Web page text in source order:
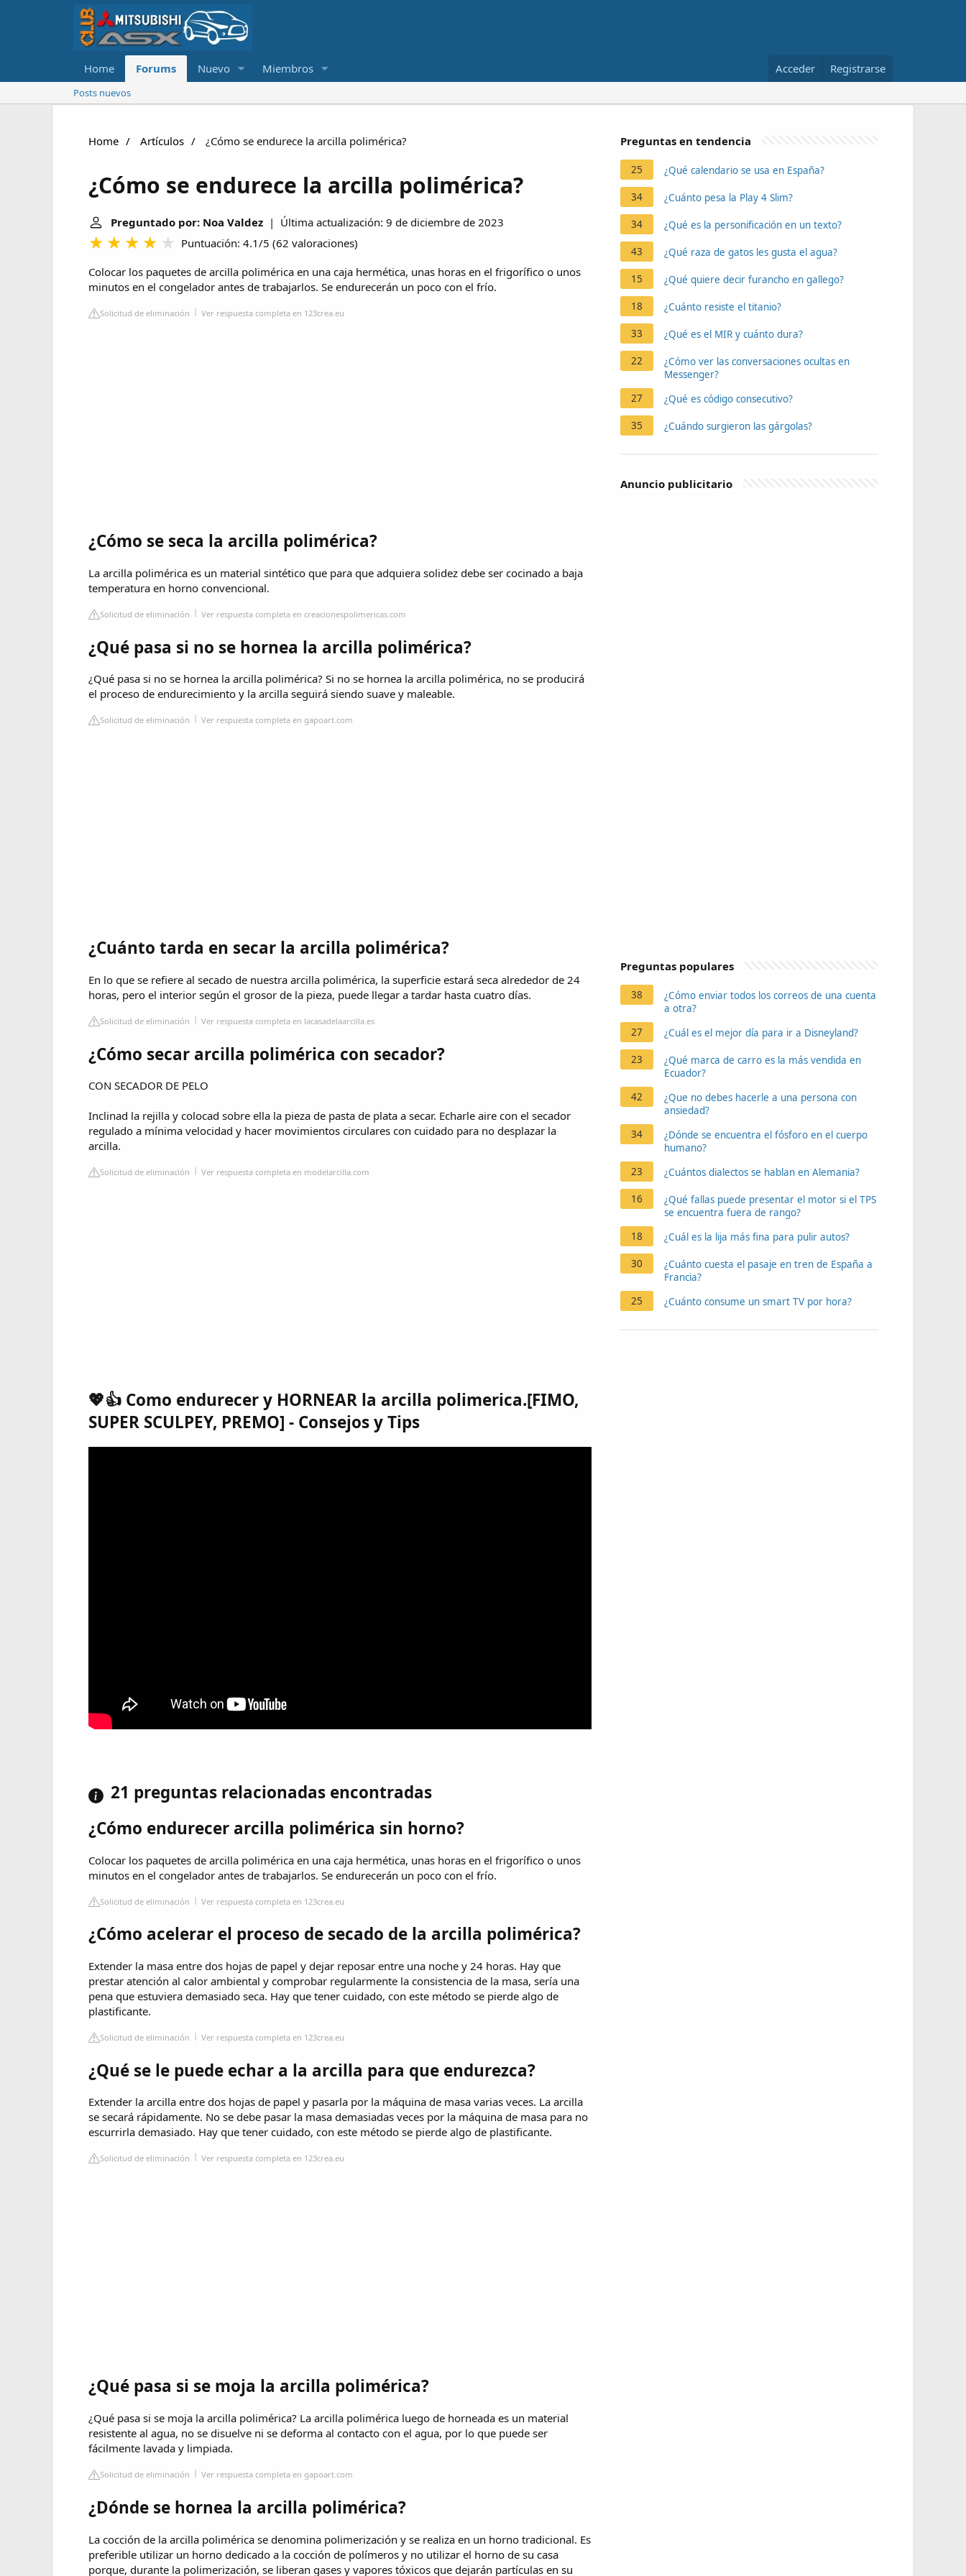
Home Forums Nuevo Miembros Acceder Registrarse
Posts nuevos
Home Artículos ¿Cómo se endurece la arcilla polimérica?
¿Cómo se endurece la arcilla polimérica?
Preguntado por: Noa Valdez | Última actualización: 9 de diciembre de 2023
Puntuación: 4.1/5 (62 valoraciones)
Colocar los paquetes de arcilla polimérica en una caja hermética, unas horas en el frigorífico o unos
minutos en el congelador antes de trabajarlos. Se endurecerán un poco con el frío.
Solicitud de eliminación Ver respuesta completa en 123crea.eu
¿Cómo se seca la arcilla polimérica?
La arcilla polimérica es un material sintético que para que adquiera solidez debe ser cocinado a baja
temperatura en horno convencional.
Solicitud de eliminación Ver respuesta completa en creacionespolimericas.com
¿Qué pasa si no se hornea la arcilla polimérica?
¿Qué pasa si no se hornea la arcilla polimérica? Si no se hornea la arcilla polimérica, no se producirá
el proceso de endurecimiento y la arcilla seguirá siendo suave y maleable.
Solicitud de eliminación Ver respuesta completa en gapoart.com
¿Cuánto tarda en secar la arcilla polimérica?
En lo que se refiere al secado de nuestra arcilla polimérica, la superficie estará seca alrededor de 24
horas, pero el interior según el grosor de la pieza, puede llegar a tardar hasta cuatro días.
Solicitud de eliminación Ver respuesta completa en lacasadelaarcilla.es
¿Cómo secar arcilla polimérica con secador?
CON SECADOR DE PELO
Inclinad la rejilla y colocad sobre ella la pieza de pasta de plata a secar. Echarle aire con el secador
regulado a mínima velocidad y hacer movimientos circulares con cuidado para no desplazar la
arcilla.
Solicitud de eliminación Ver respuesta completa en modelarcilla.com
💖👍 Como endurecer y HORNEAR la arcilla polimerica.[FIMO,
SUPER SCULPEY, PREMO] - Consejos y Tips
21 preguntas relacionadas encontradas
¿Cómo endurecer arcilla polimérica sin horno?
Colocar los paquetes de arcilla polimérica en una caja hermética, unas horas en el frigorífico o unos
minutos en el congelador antes de trabajarlos. Se endurecerán un poco con el frío.
Solicitud de eliminación Ver respuesta completa en 123crea.eu
¿Cómo acelerar el proceso de secado de la arcilla polimérica?
Extender la masa entre dos hojas de papel y dejar reposar entre una noche y 24 horas. Hay que
prestar atención al calor ambiental y comprobar regularmente la consistencia de la masa, sería una
pena que estuviera demasiado seca. Hay que tener cuidado, con este método se pierde algo de
plastificante.
Solicitud de eliminación Ver respuesta completa en 123crea.eu
¿Qué se le puede echar a la arcilla para que endurezca?
Extender la arcilla entre dos hojas de papel y pasarla por la máquina de masa varias veces. La arcilla
se secará rápidamente. No se debe pasar la masa demasiadas veces por la máquina de masa para no
escurrirla demasiado. Hay que tener cuidado, con este método se pierde algo de plastificante.
Solicitud de eliminación Ver respuesta completa en 123crea.eu
¿Qué pasa si se moja la arcilla polimérica?
¿Qué pasa si se moja la arcilla polimérica? La arcilla polimérica luego de horneada es un material
resistente al agua, no se disuelve ni se deforma al contacto con el agua, por lo que puede ser
fácilmente lavada y limpiada.
Solicitud de eliminación Ver respuesta completa en gapoart.com
¿Dónde se hornea la arcilla polimérica?
La cocción de la arcilla polimérica se denomina polimerización y se realiza en un horno tradicional. Es
preferible utilizar un horno dedicado a la cocción de polímeros y no utilizar el horno de su casa
porque, durante la polimerización, se liberan gases y vapores tóxicos que dejarán partículas en su
Preguntas en tendencia
25 ¿Qué calendario se usa en España?
34 ¿Cuánto pesa la Play 4 Slim?
34 ¿Qué es la personificación en un texto?
43 ¿Qué raza de gatos les gusta el agua?
15 ¿Qué quiere decir furancho en gallego?
18 ¿Cuánto resiste el titanio?
33 ¿Qué es el MIR y cuánto dura?
22
¿Cómo ver las conversaciones ocultas en
Messenger?
27
¿Qué es código consecutivo?
35 ¿Cuándo surgieron las gárgolas?
Anuncio publicitario
Preguntas populares
38
¿Cómo enviar todos los correos de una cuenta
a otra?
27
¿Cuál es el mejor día para ir a Disneyland?
23
¿Qué marca de carro es la más vendida en
Ecuador?
42
¿Que no debes hacerle a una persona con
ansiedad?
34
¿Dónde se encuentra el fósforo en el cuerpo
humano?
23
¿Cuántos dialectos se hablan en Alemania?
16
¿Qué fallas puede presentar el motor si el TPS
se encuentra fuera de rango?
18
¿Cuál es la lija más fina para pulir autos?
30
¿Cuánto cuesta el pasaje en tren de España a
Francia?
25
¿Cuánto consume un smart TV por hora?